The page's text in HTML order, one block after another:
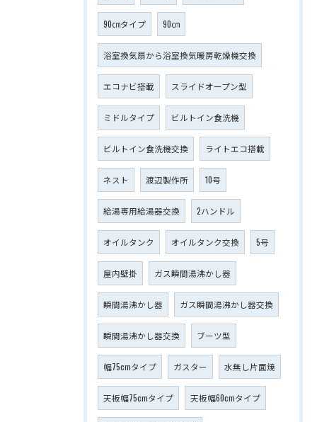
90㎝タイプ 90㎝
浴室換気扇から浴室換気暖房乾燥機交換
エコナビ搭載 スライドオープン型
ミドルタイプ ビルトイン食洗機
ビルトイン食洗機交換 ライトエコ搭載
ネスト 渡辺製作所 10号
給湯専用給湯器交換 2ハンドル
オイルタンク オイルタンク交換 5号
屋内壁掛 ガス瞬間湯沸かし器
瞬間湯沸かし器 ガス瞬間湯沸かし器交換
瞬間湯沸かし器交換 ブーツ型
幅75cmタイプ ガスター 水無し片面焼
天板幅75cmタイプ 天板幅60cmタイプ